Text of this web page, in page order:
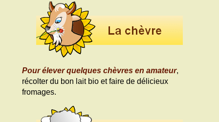
Pour élever quelques chèvres en amateur,
récolter du bon lait bio et faire de délicieux
fromages.